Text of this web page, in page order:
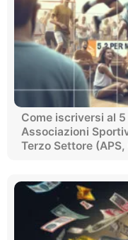
Come iscriversi al
Associazioni
Terzo Settore